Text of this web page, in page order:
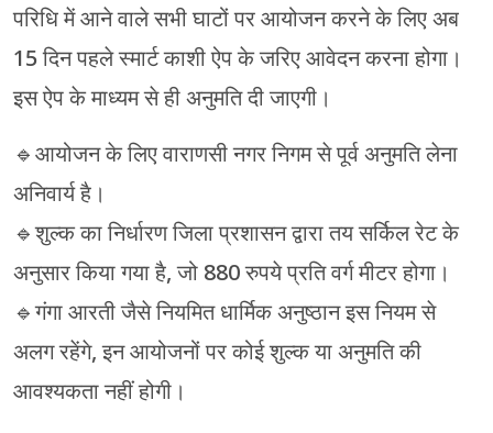
परिधि में आने वाले सभी घाटों पर आयोजन करने के लिए अब
15 दिन पहले स्मार्ट काशी ऐप के जरिए आवेदन करना होगा।
इस ऐप के माध्यम से ही अनुमति दी जाएगी।
🔹आयोजन के लिए वाराणसी नगर निगम से पूर्व अनुमति लेना
अनिवार्य है।
🔹शुल्क का निर्धारण जिला प्रशासन द्वारा तय सर्किल रेट के
अनुसार किया गया है, जो 880 रुपये प्रति वर्ग मीटर होगा।
🔹गंगा आरती जैसे नियमित धार्मिक अनुष्ठान इस नियम से
अलग रहेंगे, इन आयोजनों पर कोई शुल्क या अनुमति की
आवश्यकता नहीं होगी।